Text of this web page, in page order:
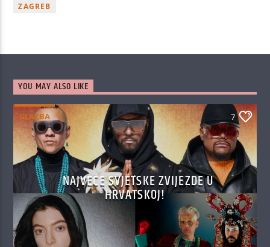
ZAGREB
YOU MAY ALSO LIKE
GLAZBA 7
NAJVEĆE SVJETSKE ZVIJEZDE U
HRVATSKOJ!